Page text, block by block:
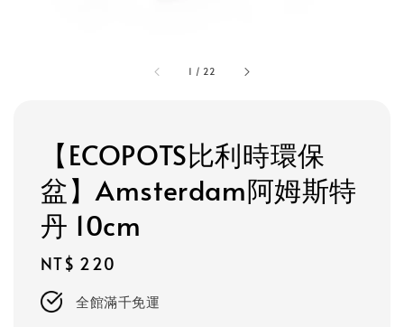
1 / 22
【ECOPOTS比利時環保
盆】Amsterdam阿姆斯特
丹 10cm
Regular
price
NT$ 220
全館滿千免運